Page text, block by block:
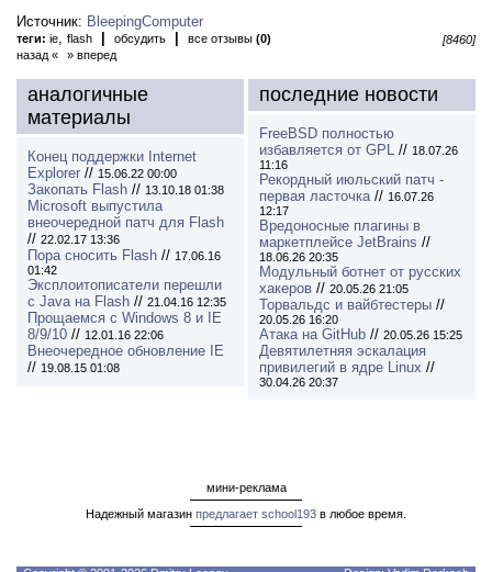
Источник: BleepingComputer
теги: ie, flash обсудить все отзывы (0)
[8460]
назад «
» вперед
аналогичные
материалы
Конец поддержки Internet
Explorer // 15.06.22 00:00
Закопать Flash // 13.10.18 01:38
Microsoft выпустила
внеочередной патч для Flash
// 22.02.17 13:36
Пора сносить Flash // 17.06.16
01:42
Эксплоитописатели перешли
с Java на Flash // 21.04.16 12:35
Прощаемся с Windows 8 и IE
8/9/10 // 12.01.16 22:06
Внеочередное обновление IE
// 19.08.15 01:08
последние новости
FreeBSD полностью
избавляется от GPL // 18.07.26
11:16
Рекордный июльский патч -
первая ласточка// 16.07.26
12:17
Вредоносные плагины в
маркетплейсе JetBrains //
18.06.26 20:35
Модульный ботнет от русских
хакеров // 20.05.26 21:05
Торвальдс и вайбтестеры //
20.05.26 16:20
Атака на GitHub // 20.05.26 15:25
Девятилетняя эскалация
привилегий в ядре Linux //
30.04.26 20:37
мини-реклама
Надежный магазин предлагает school193 в любое время.